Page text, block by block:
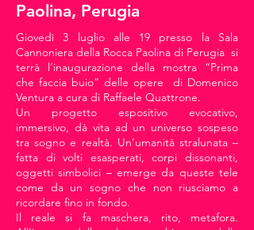
Paolina, Perugia
Giovedì 3 luglio alle 19 presso la Sala
Cannoniera della Rocca Paolina di Perugia si
terrà l’inaugurazione della mostra “Prima
che faccia buio” delle opere di Domenico
Ventura a cura di Raffaele Quattrone.
Un progetto espositivo evocativo,
immersivo, dà vita ad un universo sospeso
tra sogno e realtà. Un’umanità stralunata –
fatta di volti esasperati, corpi dissonanti,
oggetti simbolici – emerge da queste tele
come da un sogno che non riusciamo a
ricordare fino in fondo.
Il reale si fa maschera, rito, metafora.